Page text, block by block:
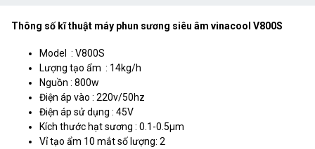
Thông số kĩ thuật máy phun sương siêu âm vinacool V800S
Model : V800S
Lượng tạo ẩm : 14kg/h
Nguồn : 800w
Điện áp vào : 220v/50hz
Điện áp sử dụng : 45V
Kích thước hạt sương : 0.1-0.5µm
Vỉ tạo ẩm 10 mắt số lượng: 2